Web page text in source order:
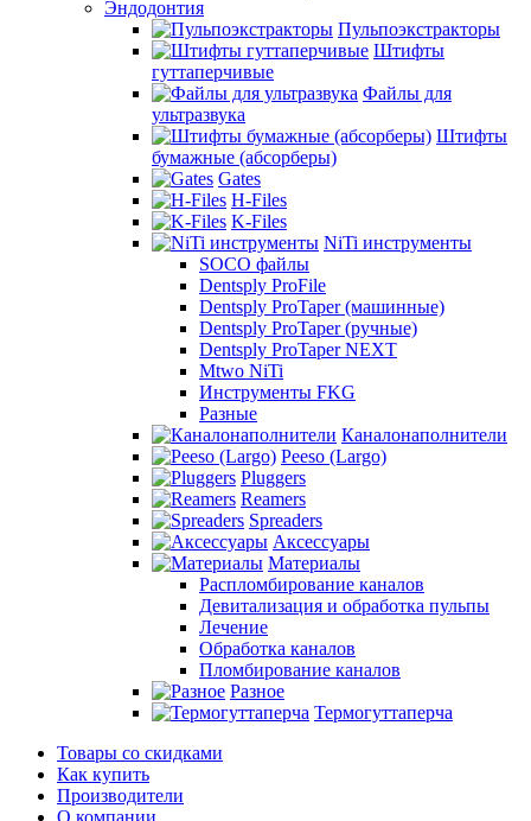
Эндодонтия
Пульпоэкстракторы
Штифты
гуттаперчивые
Файлы для
ультразвука
Штифты
бумажные (абсорберы)
Gates
H-Files
K-Files
NiTi инструменты
SOCO файлы
Dentsply ProFile
Dentsply ProTaper (машинные)
Dentsply ProTaper (ручные)
Dentsply ProTaper NEXT
Mtwo NiTi
Инструменты FKG
Разные
Каналонаполнители
Peeso (Largo)
Pluggers
Reamers
Spreaders
Аксессуары
Материалы
Распломбирование каналов
Девитализация и обработка пульпы
Лечение
Обработка каналов
Пломбирование каналов
Разное
Термогуттаперча
Товары со скидками
Как купить
Производители
О компании